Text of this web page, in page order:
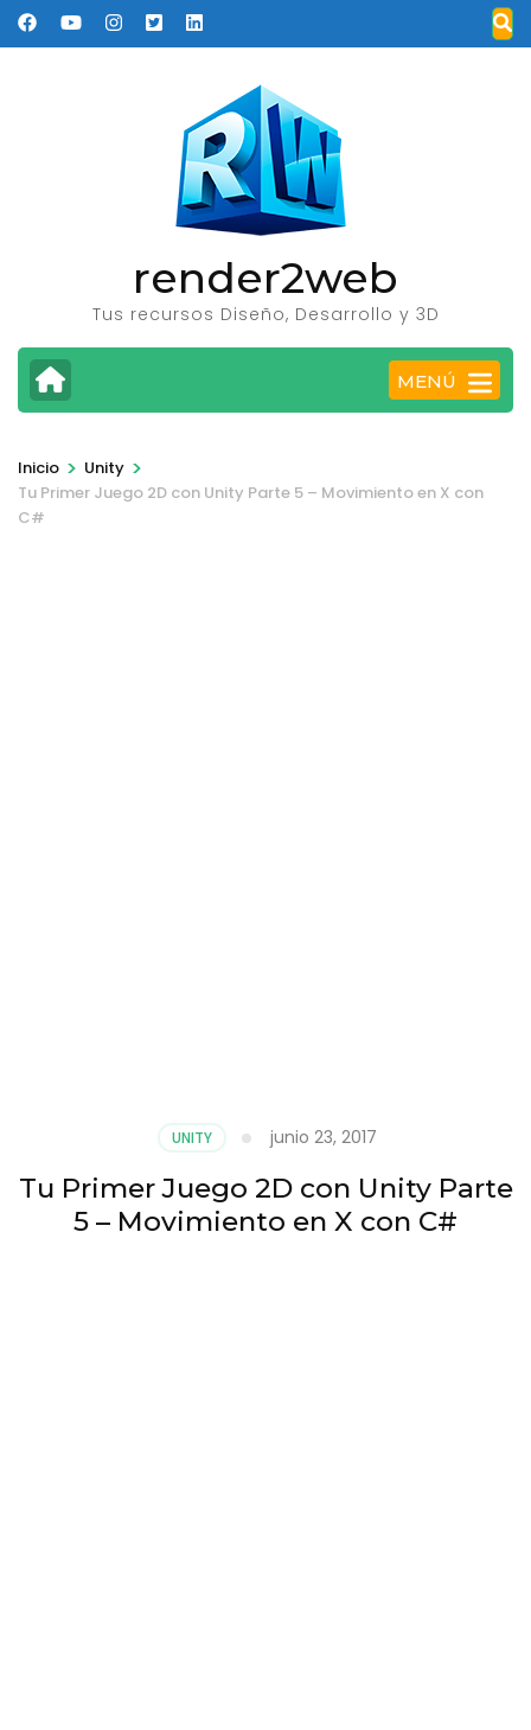
Saltar
al
render2web
Tus recursos Diseño, Desarrollo y 3D
MENÚ
Inicio > Unity >
Tu Primer Juego 2D con Unity Parte 5 – Movimiento en X con
C#
UNITY junio 23, 2017
Tu Primer Juego 2D con Unity Parte
5 – Movimiento en X con C#